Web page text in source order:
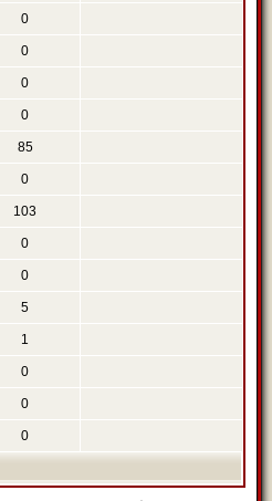
0
0
0
0
85
0
103
0
0
5
1
0
0
0